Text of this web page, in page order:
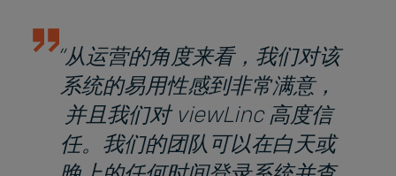
“从运营的角度来看，我们对该
系统的易用性感到非常满意，
并且我们对 viewLinc 高度信
任。我们的团队可以在白天或